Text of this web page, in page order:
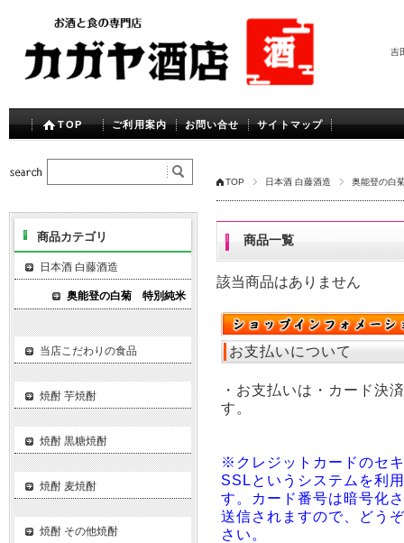
吉
TOP ご利用案内 お問い合せ サイトマップ
TOP 日本酒 白藤酒造 奥能登の白
商品一覧
該当商品はありません
お支払いについて
・お支払いは・カード決
す。
※クレジットカードのセ
SSLというシステムを利
す。カード番号は暗号化
送信されますので、どう
さい。
商品カテゴリ
日本酒 白藤酒造
奥能登の白菊 特別純米
当店こだわりの食品
焼酎 芋焼酎
焼酎 黒糖焼酎
焼酎 麦焼酎
焼酎 その他焼酎